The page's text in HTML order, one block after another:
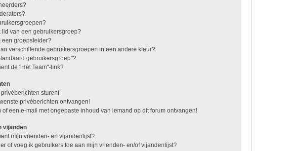
lid van een gebruikersgroep?
een groepsleider?
verschillende gebruikersgroepen in een andere kleur?
gebruikersgroep"?
de "Het Team"-link?
privéberichten sturen!
privéberichten ontvangen!
of een e-mail met ongepaste inhoud van iemand op dit forum ontvangen!
vijanden
mijn vrienden- en vijandenlijst?
of voeg ik gebruikers toe aan mijn vrienden- en/of vijandenlijst?